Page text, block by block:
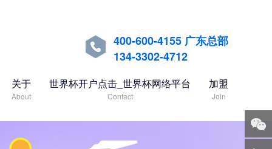

400-600-4155 广东总部
134-3302-4712
关于
About
世界杯开户点击_世界杯网络平台
Contact
加盟
Join